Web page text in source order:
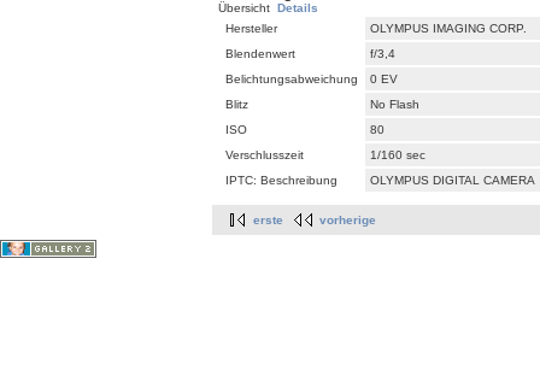
Übersicht Details
Hersteller
OLYMPUS IMAGING CORP.
Blendenwert
f/3,4
Belichtungsabweichung
0 EV
Blitz
No Flash
ISO
80
Verschlusszeit
1/160 sec
IPTC: Beschreibung
OLYMPUS DIGITAL CAMERA
erste vorherige